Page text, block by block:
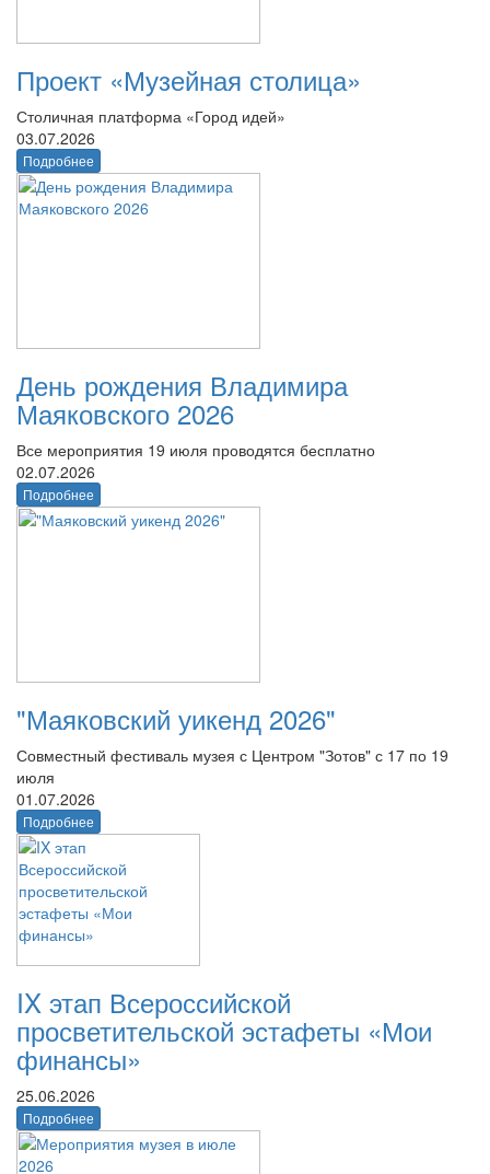
Проект «Музейная столица»
Столичная платформа «Город идей»
03.07.2026
Подробнее
День рождения Владимира
Маяковского 2026
Все мероприятия 19 июля проводятся бесплатно
02.07.2026
Подробнее
"Маяковский уикенд 2026"
Совместный фестиваль музея с Центром "Зотов" с 17 по 19
июля
01.07.2026
Подробнее
IX этап Всероссийской
просветительской эстафеты «Мои
финансы»
25.06.2026
Подробнее